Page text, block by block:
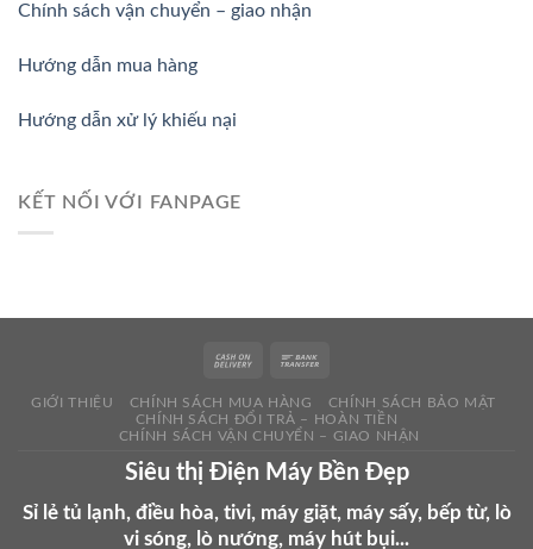
Chính sách vận chuyển – giao nhận
Hướng dẫn mua hàng
Hướng dẫn xử lý khiếu nại
KẾT NỐI VỚI FANPAGE
GIỚI THIỆU CHÍNH SÁCH MUA HÀNG
CHÍNH SÁCH BẢO MẬT
CHÍNH SÁCH ĐỔI TRẢ – HOÀN TIỀN
CHÍNH SÁCH VẬN CHUYỂN – GIAO NHẬN
Siêu thị Điện Máy Bền Đẹp
Sỉ lẻ tủ lạnh, điều hòa, tivi, máy giặt, máy sấy, bếp từ, lò
vi sóng, lò nướng, máy hút bụi...